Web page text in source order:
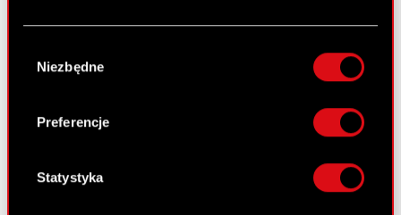
Gromadzić dane dotyczące Twojej
lokalizacji geograficznej z dokładnością nawet
Identyfikować Twoje urządzenie, aktywnie
analizując charakteryzującego je zbiory
palca)
zgody
Niezbędne
Preferencje
Statystyka
dalej
PDF
Rejestracja przez Sąd zmiany kapitału
18 września 2017